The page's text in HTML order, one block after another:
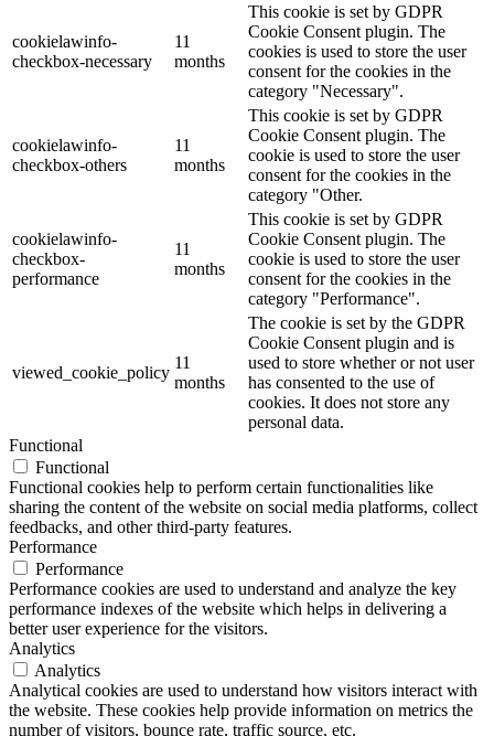
cookielawinfo-
checkbox-necessary
11
months
This cookie is set by GDPR
Cookie Consent plugin. The
cookies is used to store the user
consent for the cookies in the
category "Necessary".
cookielawinfo-
checkbox-others
11
months
This cookie is set by GDPR
Cookie Consent plugin. The
cookie is used to store the user
consent for the cookies in the
category "Other.
cookielawinfo-
checkbox-
performance
11
months
This cookie is set by GDPR
Cookie Consent plugin. The
cookie is used to store the user
consent for the cookies in the
category "Performance".
viewed_cookie_policy
11
months
The cookie is set by the GDPR
Cookie Consent plugin and is
used to store whether or not user
has consented to the use of
cookies. It does not store any
personal data.
Functional
Functional
Functional cookies help to perform certain functionalities like
sharing the content of the website on social media platforms, collect
feedbacks, and other third-party features.
Performance
Performance
Performance cookies are used to understand and analyze the key
performance indexes of the website which helps in delivering a
better user experience for the visitors.
Analytics
Analytics
Analytical cookies are used to understand how visitors interact with
the website. These cookies help provide information on metrics the
number of visitors, bounce rate, traffic source, etc.